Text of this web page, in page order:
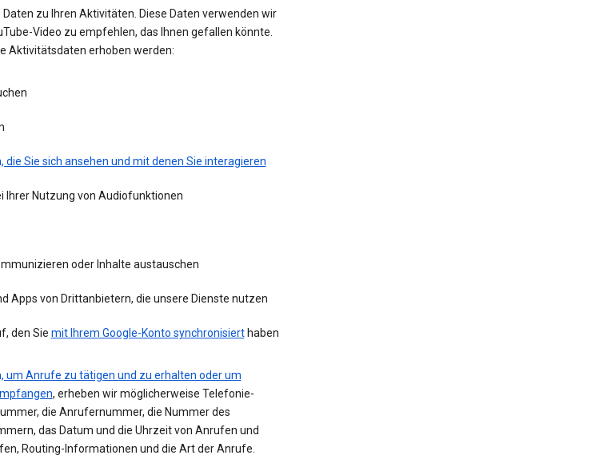
zu Ihren Aktivitäten. Diese Daten verwenden wir
Video zu empfehlen, das Ihnen gefallen könnte.
Aktivitätsdaten erhoben werden:
die Sie sich ansehen und mit denen Sie interagieren
Ihrer Nutzung von Audiofunktionen
oder Inhalte austauschen
Apps von Drittanbietern, die unsere Dienste nutzen
den Sie mit Ihrem Google-Konto synchronisierthaben
um Anrufe zu tätigen und zu erhalten oder um
, erheben wir möglicherweise Telefonie-
die Anrufernummer, die Nummer des
das Datum und die Uhrzeit von Anrufen und
Routing-Informationen und die Art der Anrufe.